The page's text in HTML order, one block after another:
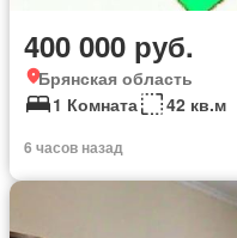
400 000 руб.
Брянская область
1 Комната
42 кв.м
6 часов назад